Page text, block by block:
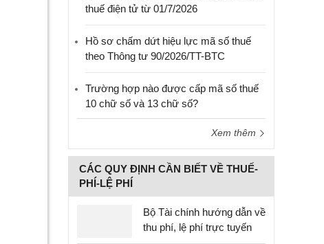
thuế điện tử từ 01/7/2026
Hồ sơ chấm dứt hiệu lực mã số thuế
theo Thông tư 90/2026/TT-BTC
Trường hợp nào được cấp mã số thuế
10 chữ số và 13 chữ số?
Xem thêm
CÁC QUY ĐỊNH CẦN BIẾT VỀ THUẾ-
PHÍ-LỆ PHÍ
Bộ Tài chính hướng dẫn về
thu phí, lệ phí trực tuyến